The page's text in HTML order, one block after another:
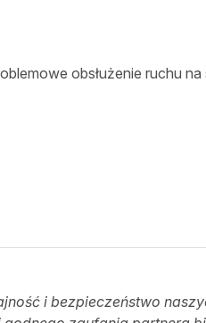
obsłużenie ruchu na
i bezpieczeństwo